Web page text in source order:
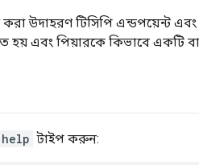
উদাহরণ টিসিপি এন্ডপয়েন্ট এবং
এবং পিয়ারকে কিভাবে একটি
help টাইপ করুন: